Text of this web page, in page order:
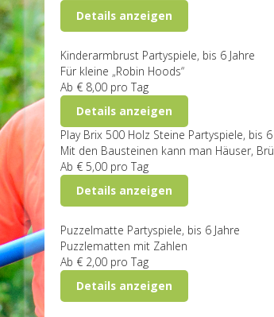
Details anzeigen
Kinderarmbrust Partyspiele, bis 6 Jahre
Für kleine „Robin Hoods“
Ab € 8,00 pro Tag
Details anzeigen
Play Brix 500 Holz Steine Partyspiele, bis
Mit den Bausteinen kann man Häuser,
Ab € 5,00 pro Tag
Details anzeigen
Puzzelmatte Partyspiele, bis 6 Jahre
Puzzlematten mit Zahlen
Ab € 2,00 pro Tag
Details anzeigen